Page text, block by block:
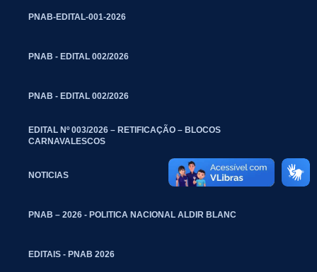
PNAB-EDITAL-001-2026
PNAB - EDITAL 002/2026
PNAB - EDITAL 002/2026
EDITAL Nº 003/2026 – RETIFICAÇÃO – BLOCOS
CARNAVALESCOS
NOTICIAS
PNAB – 2026 - POLITICA NACIONAL ALDIR BLANC
EDITAIS - PNAB 2026